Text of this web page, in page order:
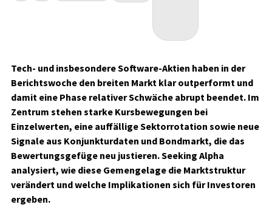
Tech- und insbesondere Software-Aktien haben in der
Berichtswoche den breiten Markt klar outperformt und
damit eine Phase relativer Schwäche abrupt beendet. Im
Zentrum stehen starke Kursbewegungen bei
Einzelwerten, eine auffällige Sektorrotation sowie neue
Signale aus Konjunkturdaten und Bondmarkt, die das
Bewertungsgefüge neu justieren. Seeking Alpha
analysiert, wie diese Gemengelage die Marktstruktur
verändert und welche Implikationen sich für Investoren
ergeben.